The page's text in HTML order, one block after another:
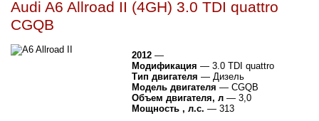
Audi A6 Allroad II (4GH) 3.0 TDI quattro
CGQB
2012 —
Модификация — 3.0 TDI quattro
Тип двигателя — Дизель
Модель двигателя — CGQB
Объем двигателя, л — 3,0
Мощность , л.с. — 313